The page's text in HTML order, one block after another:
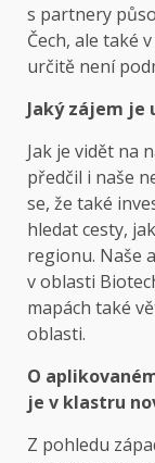
s partnery
Čech, ale také
určitě není
Jaký zájem je
Jak je vidět na
předčil i naše
se, že také
hledat cesty,
regionu. Naše
v oblasti
mapách také
oblasti.
O
je v klastru
Z pohledu